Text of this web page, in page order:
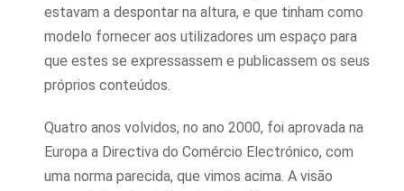
estavam a despontar na altura, e que tinham como
modelo fornecer aos utilizadores um espaço para
que estes se expressassem e publicassem os seus
próprios conteúdos.
Quatro anos volvidos, no ano 2000, foi aprovada na
Europa a Directiva do Comércio Electrónico, com
uma norma parecida, que vimos acima. A visão